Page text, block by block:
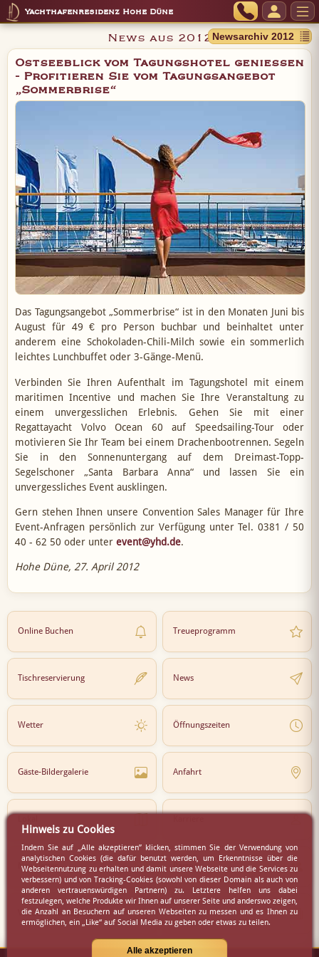
Yachthafenresidenz Hohe Düne
News aus 2012
Ostseeblick vom Tagungshotel genießen
- Profitieren Sie vom Tagungsangebot
„Sommerbrise“
Das Tagungsangebot „Sommerbrise“ ist in den Monaten Juni bis
August für 49 € pro Person buchbar und beinhaltet unter
anderem eine Schokoladen-Chili-Milch sowie ein sommerlich
leichtes Lunchbuffet oder 3-Gänge-Menü.
Verbinden Sie Ihren Aufenthalt im Tagungshotel mit einem
maritimen Incentive und machen Sie Ihre Veranstaltung zu
einem unvergesslichen Erlebnis. Gehen Sie mit einer
Regattayacht Volvo Ocean 60 auf Speedsailing-Tour oder
motivieren Sie Ihr Team bei einem Drachenbootrennen. Segeln
Sie in den Sonnenuntergang auf dem Dreimast-Topp-
Segelschoner „Santa Barbara Anna“ und lassen Sie ein
unvergessliches Event ausklingen.
Gern stehen Ihnen unsere Convention Sales Manager für Ihre
Event-Anfragen persönlich zur Verfügung unter Tel. 0381 / 50
40 - 62 50 oder unter event@yhd.de.
Hohe Düne, 27. April 2012
Online Buchen Treueprogramm
Tischreservierung News
Wetter Öffnungszeiten
Gäste-Bildergalerie Anfahrt
Newsletter Partner
Virtueller Rundgang Presse
Hinweis zu Cookies
Indem Sie auf „Alle akzeptieren” klicken, stimmen Sie der Verwendung von
analytischen Cookies (die dafür benutzt werden, um Erkenntnisse über die
Webseitennutzung zu erhalten und damit unsere Webseite und die Services zu
verbessern) und von Tracking-Cookies (sowohl von dieser Domain als auch von
anderen vertrauenswürdigen Partnern) zu. Letztere helfen uns dabei
festzulegen, welche Produkte wir Ihnen auf unserer Seite und anderswo zeigen,
die Anzahl an Besuchern auf unseren Webseiten zu messen und es Ihnen zu
ermöglichen, ein „Like“ auf Social Media zu geben oder etwas zu teilen.
Alle akzeptieren